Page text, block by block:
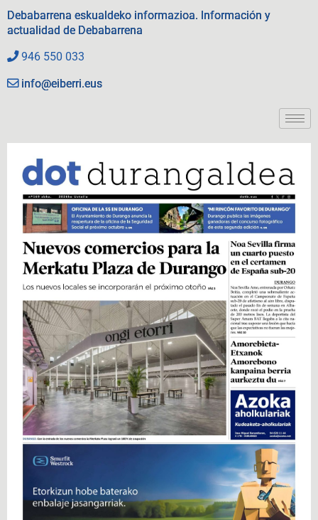
Debabarrena eskualdeko informazioa. Información y
actualidad de Debabarrena
946 550 033
info@eiberri.eus